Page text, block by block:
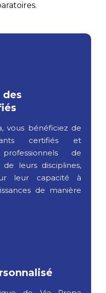
des
vous bénéficiez de
certifiés et
de
de leurs disciplines,
leur capacité à
de manière